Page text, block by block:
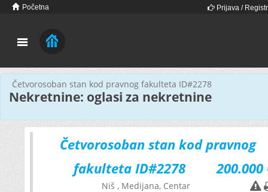
Početna Prijava /
Nekretnine: oglasi za nekretnine
Četvorosoban stan kod pravnog fakulteta ID#2278
Četvorosoban stan kod pravnog
fakulteta ID#2278
200.000
Niš , Medijana, Centar